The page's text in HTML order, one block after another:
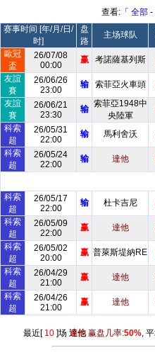
查看:「 全部-
赛事时间 [年/月/日/
时]
盘
路
主场球队
歐冠
盃
26/07/08
00:00
赢 考諾薩基列斯
友誼
賽
26/06/26
23:00
输 索菲亞火車頭
友誼
賽
26/06/21
23:30
输
索菲亞1948中
央陸軍
科索
超
26/05/31
22:00
输 馬利舍沃
科索
超
26/05/24
22:00
输 達他
科索
超
26/05/17
22:00
输 杜卡吉尼
科索
超
26/05/09
22:00
赢 達他
科索
超
26/05/02
20:00
赢 普萊斯堤納RE
科索
超
26/04/29
21:00
赢 達他
科索
超
26/04/26
21:00
赢 達他
最近[ 10]场 達他赢盘几率:50%,